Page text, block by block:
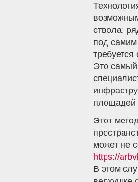
ствола:
под самим
требуется
Это самый
площадей
Этот
может не
https://
В этом